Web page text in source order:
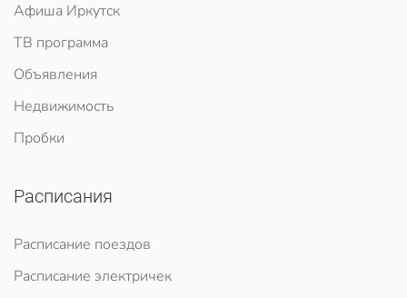
Афиша Иркутск
ТВ программа
Объявления
Недвижимость
Пробки
Расписания
Расписание поездов
Расписание электричек